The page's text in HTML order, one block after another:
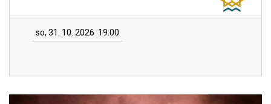
so, 31. 10. 2026 19:00